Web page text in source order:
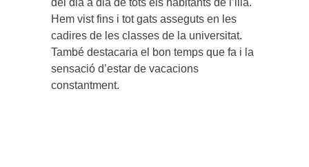
del dia a dia de tots els habitants de l’illa.
Hem vist fins i tot gats asseguts en les
cadires de les classes de la universitat.
També destacaria el bon temps que fa i la
sensació d’estar de vacacions
constantment.